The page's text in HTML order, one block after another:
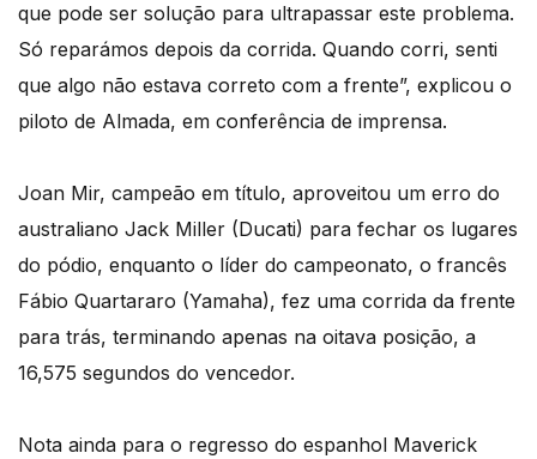
que pode ser solução para ultrapassar este problema.
Só reparámos depois da corrida. Quando corri, senti
que algo não estava correto com a frente”, explicou o
piloto de Almada, em conferência de imprensa.
Joan Mir, campeão em título, aproveitou um erro do
australiano Jack Miller (Ducati) para fechar os lugares
do pódio, enquanto o líder do campeonato, o francês
Fábio Quartararo (Yamaha), fez uma corrida da frente
para trás, terminando apenas na oitava posição, a
16,575 segundos do vencedor.
Nota ainda para o regresso do espanhol Maverick